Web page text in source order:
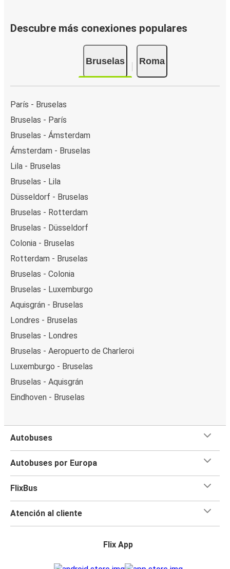
Descubre más conexiones populares
Bruselas Roma
París - Bruselas
Bruselas - París
Bruselas - Ámsterdam
Ámsterdam - Bruselas
Lila - Bruselas
Bruselas - Lila
Düsseldorf - Bruselas
Bruselas - Rotterdam
Bruselas - Düsseldorf
Colonia - Bruselas
Rotterdam - Bruselas
Bruselas - Colonia
Bruselas - Luxemburgo
Aquisgrán - Bruselas
Londres - Bruselas
Bruselas - Londres
Bruselas - Aeropuerto de Charleroi
Luxemburgo - Bruselas
Bruselas - Aquisgrán
Eindhoven - Bruselas
Autobuses
Autobuses por Europa
FlixBus
Atención al cliente
Flix App